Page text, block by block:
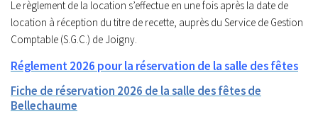
Le règlement de la location s’effectue en une fois après la date de
location à réception du titre de recette, auprès du Service de Gestion
Comptable (S.G.C.) de Joigny.
Réglement 2026 pour la réservation de la salle des fêtes
Fiche de réservation 2026 de la salle des fêtes de
Bellechaume